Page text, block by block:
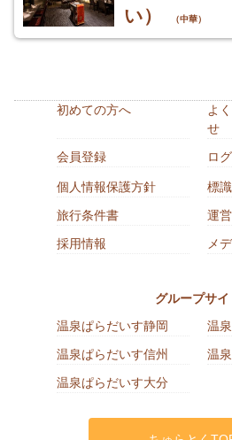
い）
（中華）
初めての方へ
よ
せ
会員登録
ロ
個人情報保護方針
標
旅行条件書
運
採用情報
メ
グループサイ
温泉ぱらだいす静岡
温
温泉ぱらだいす信州
温
温泉ぱらだいす大分